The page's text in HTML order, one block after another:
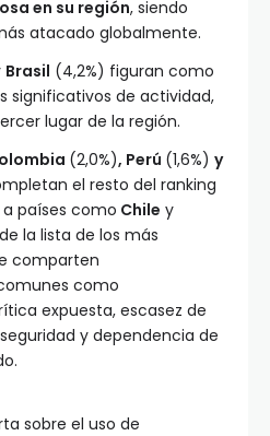
en su región, siendo
atacado globalmente.
Brasil (4,2%) figuran como
significativos de actividad,
lugar de la región.
(2,0%), Perú (1,6%) y
el resto del ranking
países como Chile y
la lista de los más
comparten
como
expuesta, escasez de
y dependencia de
sobre el uso de